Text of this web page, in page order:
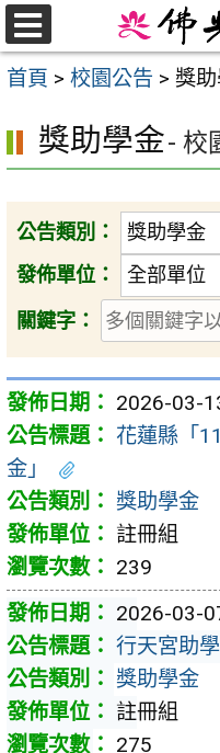
跳
至
主首頁 > 校園公告 > 獎
獎助學金- 校
公告類別：
發佈單位：
關鍵字：
2026-03-
花蓮縣「
金」
獎助學金
註冊組
239
2026-03-
行天宮助
獎助學金
註冊組
275
選
單